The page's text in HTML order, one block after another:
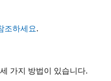
조하세요.
가지 방법이 있습니다.